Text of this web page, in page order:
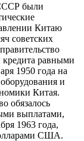
были
Китаю
советских
равными
1950 года на
и
Китая.
обязалось
выплатами,
1963 года,
США.